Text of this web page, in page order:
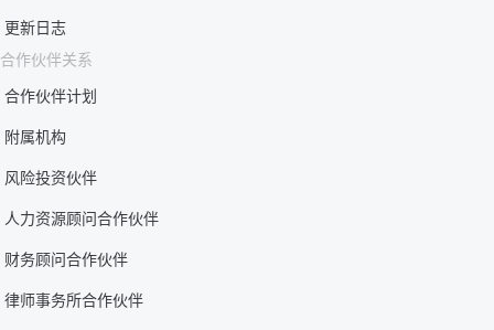
更新日志
合作伙伴关系
合作伙伴计划
附属机构
风险投资伙伴
人力资源顾问合作伙伴
财务顾问合作伙伴
律师事务所合作伙伴